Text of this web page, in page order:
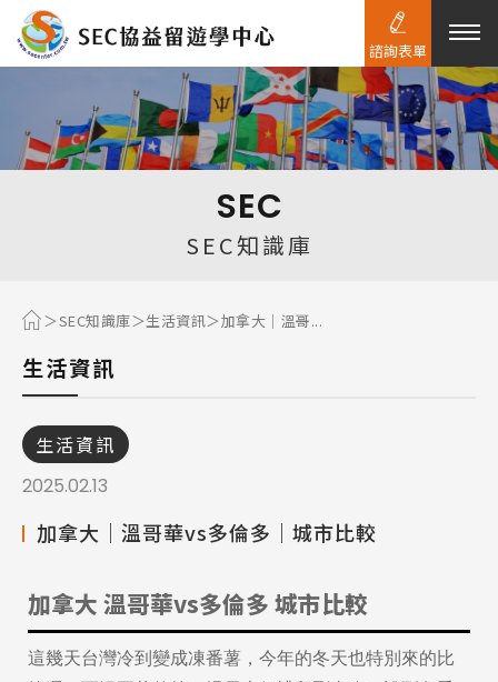
熱門搜尋：
SEC
SEC知識庫
SEC知識庫 生活資訊 加拿大｜溫哥...
生活資訊
生活資訊
2025.02.13
加拿大｜溫哥華vs多倫多｜城市比較
加拿大 溫哥華vs多倫多 城市比較
這幾天台灣冷到變成凍番薯，今年的冬天也特別來的比
諮詢表單